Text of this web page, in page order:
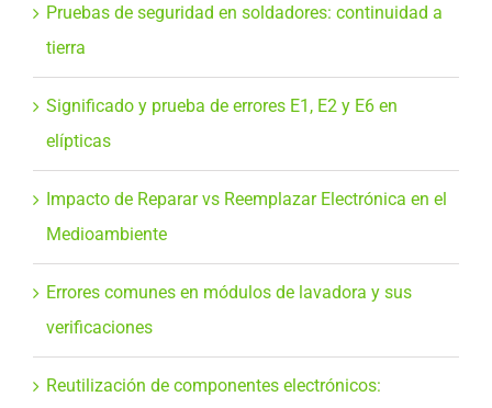
Pruebas de seguridad en soldadores: continuidad a
tierra
Significado y prueba de errores E1, E2 y E6 en
elípticas
Impacto de Reparar vs Reemplazar Electrónica en el
Medioambiente
Errores comunes en módulos de lavadora y sus
verificaciones
Reutilización de componentes electrónicos: